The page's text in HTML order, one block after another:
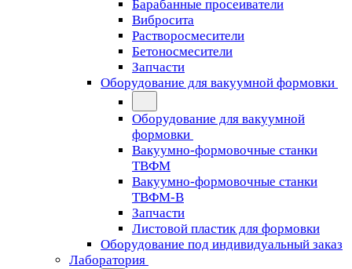
Барабанные просеиватели
Вибросита
Растворосмесители
Бетоносмесители
Запчасти
Оборудование для вакуумной формовки
Оборудование для вакуумной
формовки
Вакуумно-формовочные станки
ТВФМ
Вакуумно-формовочные станки
ТВФМ-В
Запчасти
Листовой пластик для формовки
Оборудование под индивидуальный заказ
Лаборатория